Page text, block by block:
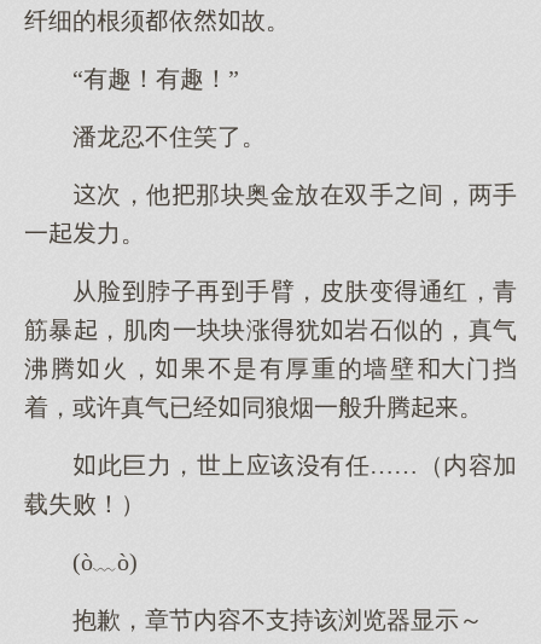
纤细的根须依故。
“有趣！有趣！”
潘龙忍不住笑了。
次，他那块奥金放在双手间，两手
一力。
从脸脖子再手臂，皮肤变通红，青
筋暴，肌一块块涨犹岩石似的，真气
沸腾火，果不是有厚重的墙壁门挡
着，或许真气已经同狼烟一般升腾。
此巨力，世应该有任……（内容加
载失败！）
(ò﹏ò)
抱歉，章节内容不支持该浏览器显示～